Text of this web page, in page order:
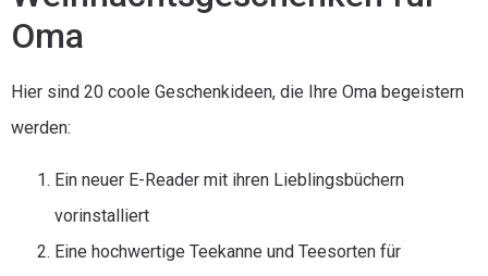
Oma
Hier sind 20 coole Geschenkideen, die Ihre Oma begeistern
werden:
Ein neuer E-Reader mit ihren Lieblingsbüchern
vorinstalliert
Eine hochwertige Teekanne und Teesorten für